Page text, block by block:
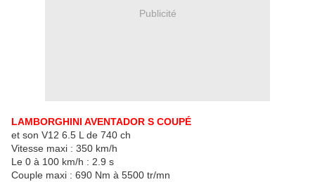
Publicité
LAMBORGHINI AVENTADOR S COUPÉ
et son V12 6.5 L de 740 ch
Vitesse maxi : 350 km/h
Le 0 à 100 km/h : 2.9 s
Couple maxi : 690 Nm à 5500 tr/mn